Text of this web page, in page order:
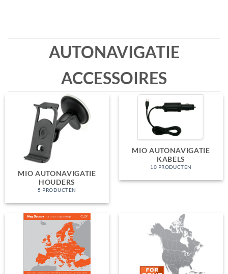
AUTONAVIGATIE
ACCESSOIRES
MIO AUTONAVIGATIE
HOUDERS
5 PRODUCTEN
MIO AUTONAVIGATIE
KABELS
10 PRODUCTEN